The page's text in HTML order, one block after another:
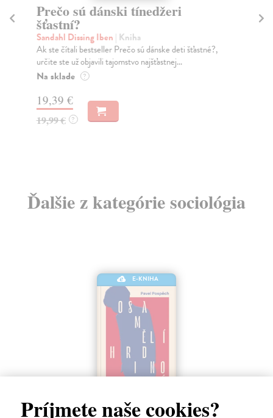
Príjmete naše cookies?
Prečo sú dánski tínedžeri
šťastní?
Sandahl Dissing Iben | Kniha
Ak ste čítali bestseller Prečo sú dánske deti šťastné?,
určite ste už objavili tajomstvo najšťastnej...
Na sklade ?
19,39 €
19,99 € ?
Ďalšie z kategórie sociológia
E-KNIHA